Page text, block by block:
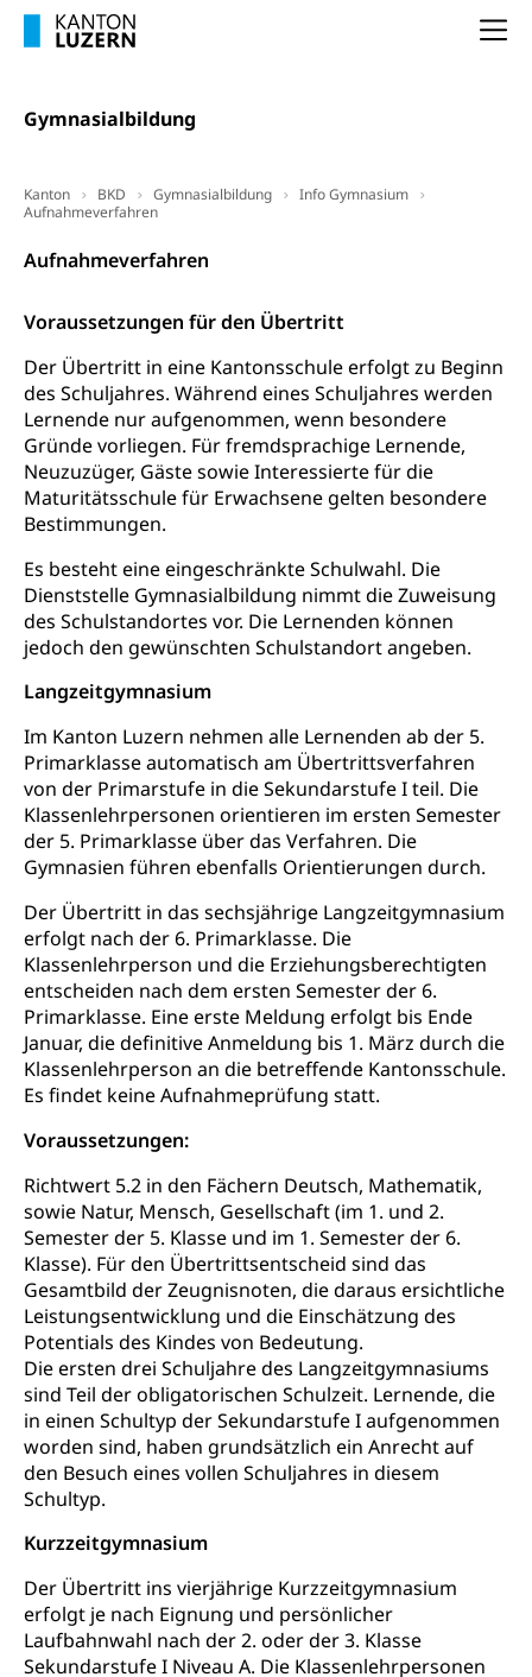
Gymnasialbildung
Kanton BKD Gymnasialbildung
Info Gymnasium
Aufnahmeverfahren
Aufnahmeverfahren
Voraussetzungen für den Übertritt
Der Übertritt in eine Kantonsschule erfolgt zu Beginn
des Schuljahres. Während eines Schuljahres werden
Lernende nur aufgenommen, wenn besondere
Gründe vorliegen. Für fremdsprachige Lernende,
Neuzuzüger, Gäste sowie Interessierte für die
Maturitätsschule für Erwachsene gelten besondere
Bestimmungen.
Es besteht eine eingeschränkte Schulwahl. Die
Dienststelle Gymnasialbildung nimmt die Zuweisung
des Schulstandortes vor. Die Lernenden können
jedoch den gewünschten Schulstandort angeben.
Langzeitgymnasium
Im Kanton Luzern nehmen alle Lernenden ab der 5.
Primarklasse automatisch am Übertrittsverfahren
von der Primarstufe in die Sekundarstufe I teil. Die
Klassenlehrpersonen orientieren im ersten Semester
der 5. Primarklasse über das Verfahren. Die
Gymnasien führen ebenfalls Orientierungen durch.
Der Übertritt in das sechsjährige Langzeitgymnasium
erfolgt nach der 6. Primarklasse. Die
Klassenlehrperson und die Erziehungsberechtigten
entscheiden nach dem ersten Semester der 6.
Primarklasse. Eine erste Meldung erfolgt bis Ende
Januar, die definitive Anmeldung bis 1. März durch die
Klassenlehrperson an die betreffende Kantonsschule.
Es findet keine Aufnahmeprüfung statt.
Voraussetzungen:
Richtwert 5.2 in den Fächern Deutsch, Mathematik,
sowie Natur, Mensch, Gesellschaft (im 1. und 2.
Semester der 5. Klasse und im 1. Semester der 6.
Klasse). Für den Übertrittsentscheid sind das
Gesamtbild der Zeugnisnoten, die daraus ersichtliche
Leistungsentwicklung und die Einschätzung des
Potentials des Kindes von Bedeutung.
Die ersten drei Schuljahre des Langzeitgymnasiums
sind Teil der obligatorischen Schulzeit. Lernende, die
in einen Schultyp der Sekundarstufe I aufgenommen
worden sind, haben grundsätzlich ein Anrecht auf
den Besuch eines vollen Schuljahres in diesem
Schultyp.
Kurzzeitgymnasium
Der Übertritt ins vierjährige Kurzzeitgymnasium
erfolgt je nach Eignung und persönlicher
Laufbahnwahl nach der 2. oder der 3. Klasse
Sekundarstufe I Niveau A. Die Klassenlehrpersonen
Heilpädagogische Schulen
Kindergarten, Kinderkrippe, Krippe, Kinderhort,
Kinderbetreuung
Kindergarten & Basisstufe
Gesundheit und Soziales
Konsumentenorganisation, parallele Einfuhr,
internationale Erschöpfung, Preisabsprache, Kartell,
Cassis-deDijon-Prinzip
Lebensmittelkontrolle und
Verbraucherschutz
Krankenversicherung
Unfallversicherung, Berufsunfallversicherung,
Krankheit, Unfall, Prämienverbilligung,
Krankenkasse
Krankenversicherung (WAS Luzern)
Prämienverbilligung (WAS Luzern)
Obligatorische Krankenversicherung (WAS
Kranken- und Unfallversicherung
Lebensmittelsicherheit
sichere Lebensmittel, Lebensmittelkontrolle,
Lebensmittelhygiene, Produktesicherheit
Trinkwasser
Lebensmittel
Prävention
Gesundheitsvorsorge, Wellness, Unfallverhütung,
Suchtprävention, Alkoholprävention,
Tabakprävention, Primärprävention,
Sekundärprävention, Tertiärprävention
Darmkrebsvorsorge
Gesundheitsförderung
Prävention (Polizei)
Suchtprävention
Gesundheitsversorgung
Soziale Sicherheit
Arbeitslosenversicherung,
Mutterschaftsversicherung, Krankenversicherung,
Unfallversicherung, Invalidenversicherung,
Sozialhilfe
Kranken- und Unfallversicherung
(gruezi.lu.ch)
Krankenversicherung (WAS Luzern)
Existenzsicherung - Sozialhilfe
Soziales und Gesellschaft (Dienststelle)
Opferhilfe
Arbeitslosenversicherung (WAS Luzern)
Invalidenversicherung (WAS Luzern)
Soziale Sicherheit
Sucht und Drogen
Drogenabhängigkeit, Drogensucht,
Medikamentenabhängigkeit,
Drogenabhängige, Drogensüchtige,
Fachstelle Sucht Region Luzern
Drogen (Polizei)
Sucht
Gesundheitsversorgung
Gesundheitsversorgung, Spital, Pflegeinitiative,
Ambulant vor stationär, AVOS, Patientendossier
Gesundheitsversorgung
AHV / IV
Altersrente, Invalidenrente, Witwenrente,
Sozialversicherung, Vorsorgeeinrichtung,
Pensionskasse, erste Säule, zweite Säule, dritte
Säule, Hilflosenentschädigung,
Ergänzungsleistungen, Altersvorsorge,
Todesfallversicherung
Hilfslosenentschädigung (WAS Luzern)
AHV-Hinterlassenenrente (WAS Luzern)
AHV-Beiträge (WAS Luzern)
Informationsstelle AHV/IV
Behinderung
Körperbehinderung, körperliche Behinderung,
geistige Behinderung, psychische Behinderung,
Erwerbsunfähigkeit, Behinderte